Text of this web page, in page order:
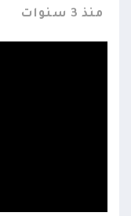
منذ 3 سنوات